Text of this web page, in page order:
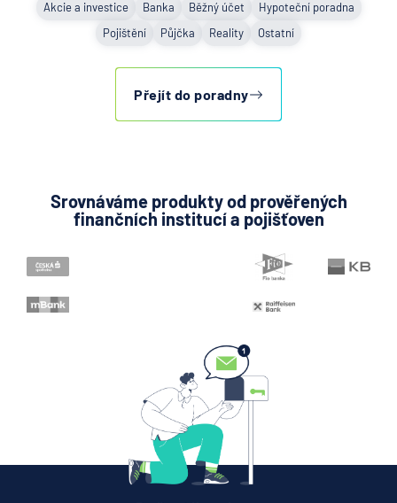
Akcie a investice Banka Běžný účet
Hypoteční poradna
Pojištění
Půjčka Reality Ostatní
Přejít do poradny
Srovnáváme produkty od prověřených
finančních institucí a pojišťoven